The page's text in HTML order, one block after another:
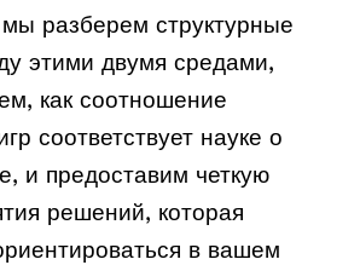
разберем структурные
этими двумя средами,
как соотношение
соответствует науке о
и предоставим четкую
решений, которая
в вашем